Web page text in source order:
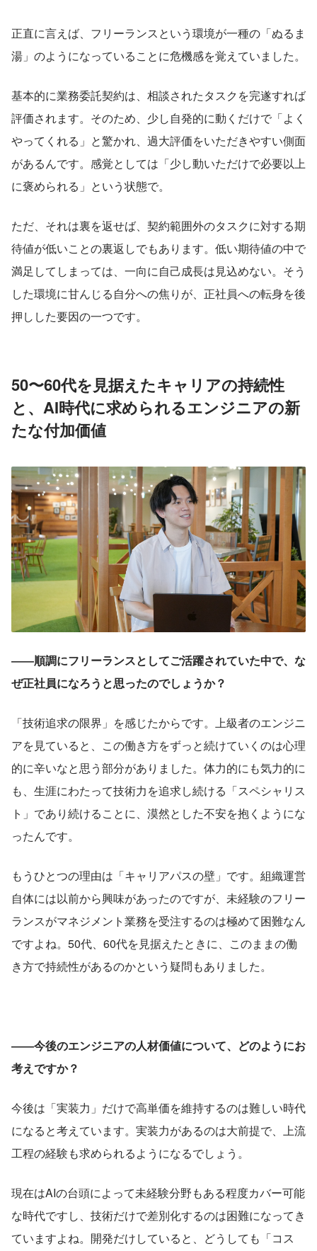
正直に言えば、フリーランスという環境が一種の「ぬるま
湯」のようになっていることに危機感を覚えていました。
基本的に業務委託契約は、相談されたタスクを完遂すれば
評価されます。そのため、少し自発的に動くだけで「よく
やってくれる」と驚かれ、過大評価をいただきやすい側面
があるんです。感覚としては「少し動いただけで必要以上
に褒められる」という状態で。
ただ、それは裏を返せば、契約範囲外のタスクに対する期
待値が低いことの裏返しでもあります。低い期待値の中で
満足してしまっては、一向に自己成長は見込めない。そう
した環境に甘んじる自分への焦りが、正社員への転身を後
押しした要因の一つです。
50〜60代を見据えたキャリアの持続性
と、AI時代に求められるエンジニアの新
たな付加価値
――順調にフリーランスとしてご活躍されていた中で、な
ぜ正社員になろうと思ったのでしょうか？
「技術追求の限界」を感じたからです。上級者のエンジニ
アを見ていると、この働き方をずっと続けていくのは心理
的に辛いなと思う部分がありました。体力的にも気力的に
も、生涯にわたって技術力を追求し続ける「スペシャリス
ト」であり続けることに、漠然とした不安を抱くようにな
ったんです。
もうひとつの理由は「キャリアパスの壁」です。組織運営
自体には以前から興味があったのですが、未経験のフリー
ランスがマネジメント業務を受注するのは極めて困難なん
ですよね。50代、60代を見据えたときに、このままの働
き方で持続性があるのかという疑問もありました。
――今後のエンジニアの人材価値について、どのようにお
考えですか？
今後は「実装力」だけで高単価を維持するのは難しい時代
になると考えています。実装力があるのは大前提で、上流
工程の経験も求められるようになるでしょう。
現在はAIの台頭によって未経験分野もある程度カバー可能
な時代ですし、技術だけで差別化するのは困難になってき
ていますよね。開発だけしていると、どうしても「コス